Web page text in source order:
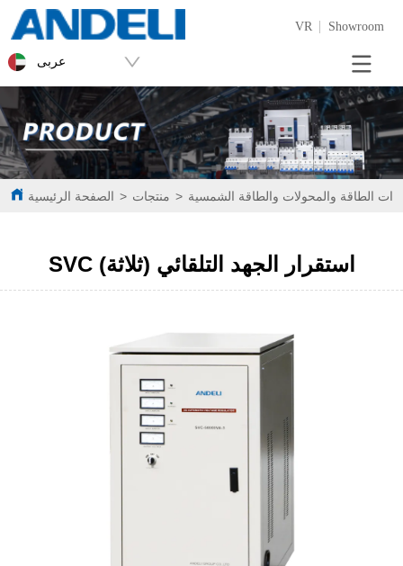
VR Showroom
عربى
الصفحة الرئيسية > منتجات > الطاقة والمحولات والطاقة الشمسية
SVC (ثلاثة) استقرار الجهد التلقائي